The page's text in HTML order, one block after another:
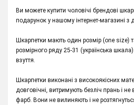
Ви можете купити чоловічі брендові
подарунок у нашому інтернет-магазині з
Шкарпетки мають один розмір (one size)
розмірного ряду 25-31 (українська
взуття.
Шкарпетки виконані з високоякісних
довговічні, витримують безліч прань і не
фарб. Вони не вилиняють і не